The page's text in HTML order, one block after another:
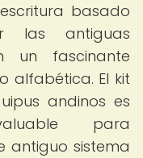
basado
las antiguas
un fascinante
alfabética. El kit
andinos es
para
antiguo sistema